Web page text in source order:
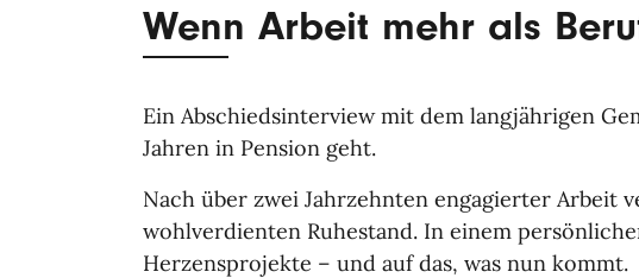
Wenn Arbeit mehr als
Ein Abschiedsinterview mit dem langjährigen
Jahren in Pension geht.
Nach über zwei Jahrzehnten engagierter
wohlverdienten Ruhestand. In einem
Herzensprojekte – und auf das, was nun kommt.